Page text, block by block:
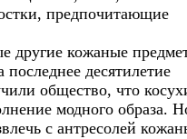
предпочитающие
другие кожаные
последнее десятилетие
общество, что
модного образа.
с антресолей